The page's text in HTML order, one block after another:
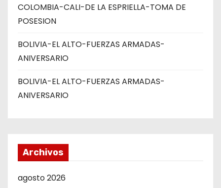
COLOMBIA-CALI-DE LA ESPRIELLA-TOMA DE
POSESION
BOLIVIA-EL ALTO-FUERZAS ARMADAS-
ANIVERSARIO
BOLIVIA-EL ALTO-FUERZAS ARMADAS-
ANIVERSARIO
Archivos
agosto 2026